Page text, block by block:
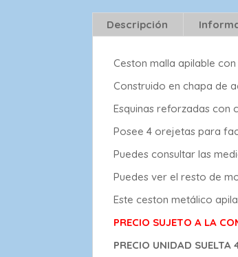
Descripción
Ceston malla apilable
Construido en chapa de
Esquinas reforzadas con
Posee 4 orejetas para
Puedes consultar las
Puedes ver el resto de
Este ceston metálico
PRECIO SUJETO A LA
PRECIO UNIDAD SUELTA